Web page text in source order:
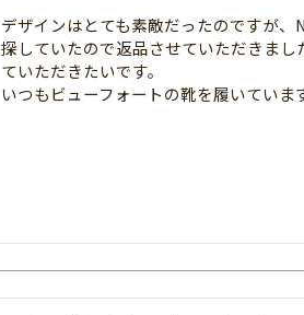
デザインはとても素敵だったのですが
探していたので返品させていただきま
ていただきたいです。
いつもビューフォートの靴を履いていま